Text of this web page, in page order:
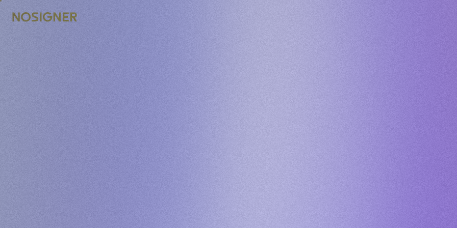
INICI